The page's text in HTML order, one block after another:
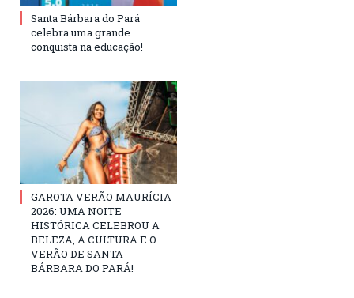
Santa Bárbara do Pará
celebra uma grande
conquista na educação!
GAROTA VERÃO MAURÍCIA
2026: UMA NOITE
HISTÓRICA CELEBROU A
BELEZA, A CULTURA E O
VERÃO DE SANTA
BÁRBARA DO PARÁ!